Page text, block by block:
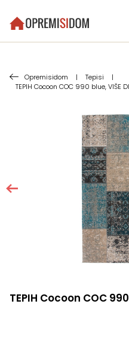
Opremisidom | Tepisi
|
TEPIH Cocoon COC 990 blue, VIŠE
TEPIH Cocoon COC